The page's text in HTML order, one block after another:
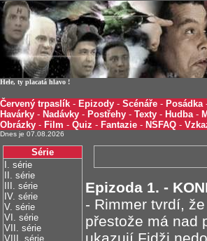
Hele, ty placatá hlavo !
Červený trpaslík - Epizody - Scénáře - Posádka
Havárky - Nadávky - Postřehy - Texty - Hudba-
Obrázky - Film - Quiz - Fantazie - NSFAQ -
Dnes je 07.08.2026
Série
I. série
II. série
III. série
IV. série
V. série
VI. série
VII. série
VIII. série
Epizoda 1. -
- Rimmer tvrdí,
přestože má nad